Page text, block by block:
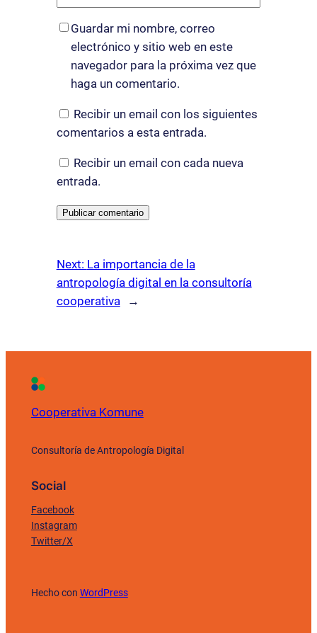
Guardar mi nombre, correo
electrónico y sitio web en este
navegador para la próxima vez que
haga un comentario.
Recibir un email con los siguientes
comentarios a esta entrada.
Recibir un email con cada nueva
entrada.
Next: La importancia de la
antropología digital en la consultoría
cooperativa
→
Cooperativa Komune
Consultoría de Antropología Digital
Social
Facebook
Instagram
Twitter/X
Hecho con WordPress